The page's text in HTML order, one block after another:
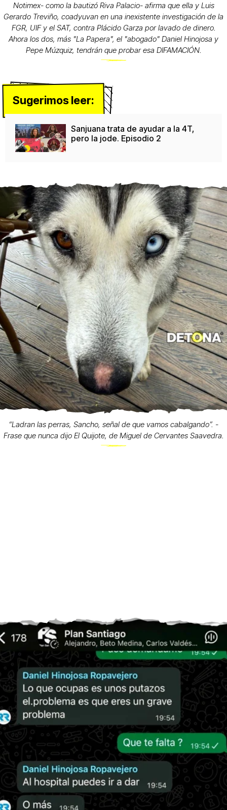
Notimex- como la bautizó Riva Palacio- afirma que ella y Luis
Gerardo Treviño, coadyuvan en una inexistente investigación de la
FGR, UIF y el SAT, contra Plácido Garza por lavado de dinero.
Ahora los dos, más "La Papera", el "abogado" Daniel Hinojosa y
Pepe Múzquiz, tendrán que probar esa DIFAMACIÓN.
Sugerimos leer:
Sanjuana trata de ayudar a la 4T,
pero la jode. Episodio 2
“Ladran las perras, Sancho, señal de que vamos cabalgando”. -
Frase que nunca dijo El Quijote, de Miguel de Cervantes Saavedra.